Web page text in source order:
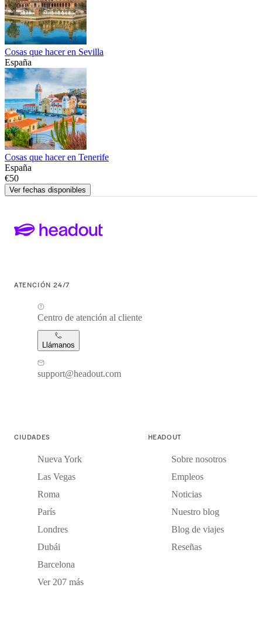
Cosas que hacer en Sevilla
España
Cosas que hacer en Tenerife
España
€50
Ver fechas disponibles
ATENCIÓN 24/7
Centro de atención al cliente
Llámanos
support@headout.com
CIUDADES
Nueva York
Las Vegas
Roma
París
Londres
Dubái
Barcelona
Ver 207 más
HEADOUT
Sobre nosotros
Empleos
Noticias
Nuestro blog
Blog de viajes
Reseñas